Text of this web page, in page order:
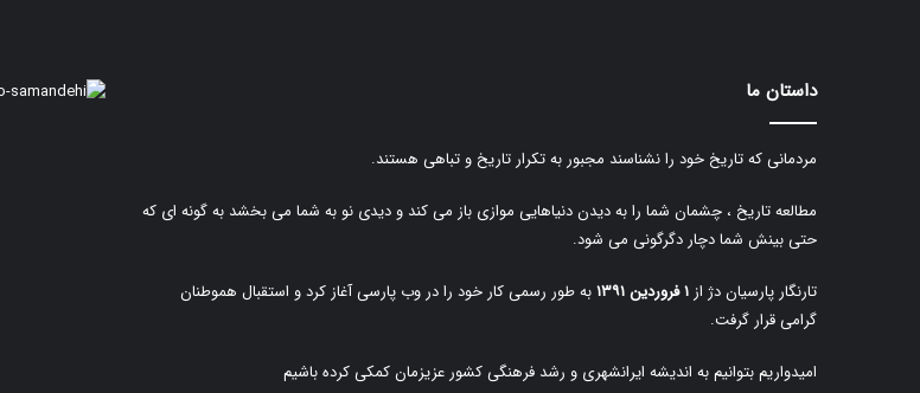
داستان ما
مردمانی که تاریخ خود را نشناسند مجبور به تکرار تاریخ و تباهی هستند.
مطالعه تاریخ ، چشمان شما را به دیدن دنیاهایی موازی باز می کند و دیدی نو به شما می بخشد به گونه ای که
حتی بینش شما دچار دگرگونی می شود.
تارنگار پارسیان دژ از ۱ فروردین ۱۳۹۱
به طور رسمی کار خود را در وب پارسی آغاز کرد و استقبال هموطنان
گرامی قرار گرفت.
امیدواریم بتوانیم به اندیشه ایرانشهری و رشد فرهنگی کشور عزیزمان کمکی کرده باشیم